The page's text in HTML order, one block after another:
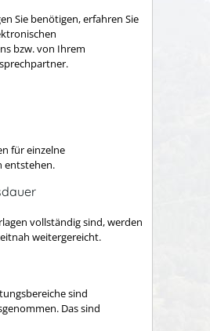
Sie benötigen, erfahren Sie
bzw. von Ihrem
für einzelne
entstehen.
vollständig sind, werden
weitergereicht.
sind
Das sind